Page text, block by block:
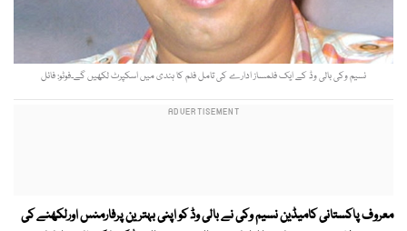
نسیم وکی بالی وڈ کے ایک فلمساز ادارے کی تامل فلم کا ہندی میں اسکپرٹ لکھیں گے۔فوٹو: فائل
معروف پاکستانی کامیڈین نسیم وکی نے بالی وڈ کو اپنی بہترین پرفارمنس اورلکھنے کی